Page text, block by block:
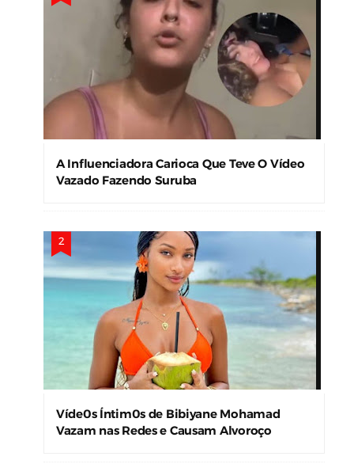
A Influenciadora Carioca Que Teve O Vídeo
Vazado Fazendo Suruba
Víde0s Íntim0s de Bibiyane Mohamad
Vazam nas Redes e Causam Alvoroço